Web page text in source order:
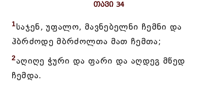
თავი 34
1საჯენ, უფალო, მავნებელნი ჩემნი და
ჰბრძოდე მბრძოლთა მათ ჩემთა;
2აღიღე ჭური და ფარი და აღდეგ მწედ
ჩემდა.